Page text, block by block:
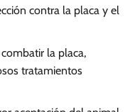
contra la placa y el
la placa,
tratamientos